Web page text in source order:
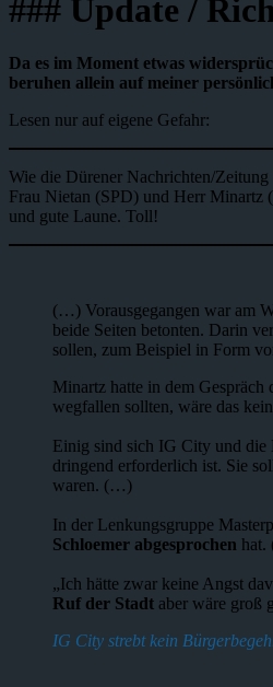
### Update /
Da es im Moment etwas
beruhen allein auf meiner
Lesen nur auf eigene Gefahr:
Wie die Dürener Nachrichten/Zeitung
Frau Nietan (SPD) und Herr Minartz
und gute Laune. Toll!
(…) Vorausgegangen war am
beide Seiten betonten. Darin
sollen, zum Beispiel in Form
Minartz hatte in dem
wegfallen sollten, wäre das
Einig sind sich IG City und die
dringend erforderlich ist. Sie
waren. (…)
In der Lenkungsgruppe
Schloemer abgesprochen
„Ich hätte zwar keine Angst
Ruf der Stadt aber wäre groß
IG City strebt kein